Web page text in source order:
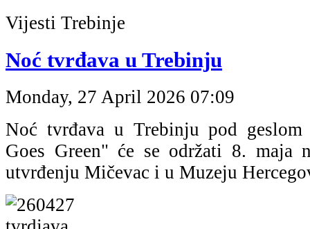
Vijesti Trebinje
Noć tvrđava u Trebinju
Monday, 27 April 2026 07:09
Noć tvrđava u Trebinju pod
Goes Green" će se održati 8. maja
utvrđenju Mičevac i u Muzeju